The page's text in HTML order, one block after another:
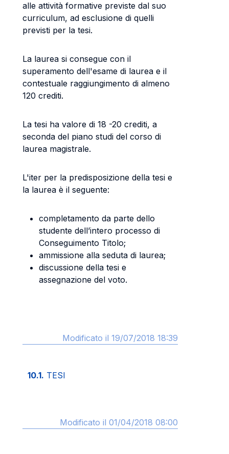
alle attività formative previste dal suo
curriculum, ad esclusione di quelli
previsti per la tesi.
La laurea si consegue con il
superamento dell'esame di laurea e il
contestuale raggiungimento di almeno
120 crediti.
La tesi ha valore di 18 -20 crediti, a
seconda del piano studi del corso di
laurea magistrale.
L'iter per la predisposizione della tesi e
la laurea è il seguente:
completamento da parte dello
studente dell’intero processo di
Conseguimento Titolo;
ammissione alla seduta di laurea;
discussione della tesi e
assegnazione del voto.
Modificato il 19/07/2018 18:39
10.1. TESI
Modificato il 01/04/2018 08:00